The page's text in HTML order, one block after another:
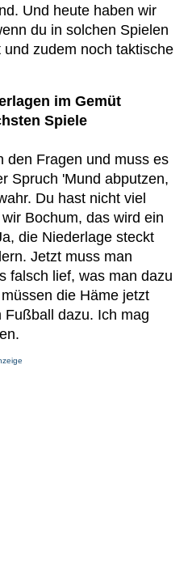
Und heute haben wir
du in solchen Spielen
zudem noch taktische
im Gemüt
Spiele
den Fragen und muss es
Spruch 'Mund abputzen,
Du hast nicht viel
Bochum, das wird ein
die Niederlage steckt
Jetzt muss man
falsch lief, was man dazu
die Häme jetzt
dazu. Ich mag